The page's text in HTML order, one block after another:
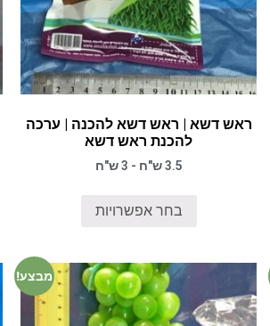
ראש דשא | ראש דשא להכנה | ערכה
להכנת ראש דשא
3.5 ש"ח - 3 ש"ח
בחר אפשרויות
מבצע!